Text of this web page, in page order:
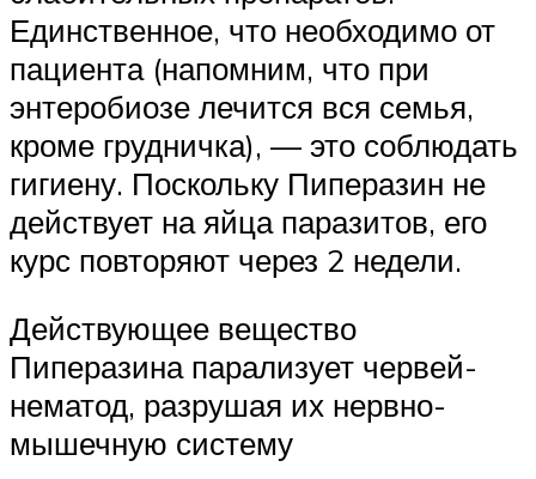
Единственное, что необходимо от
пациента (напомним, что при
энтеробиозе лечится вся семья,
кроме грудничка), — это соблюдать
гигиену. Поскольку Пиперазин не
действует на яйца паразитов, его
курс повторяют через 2 недели.
Действующее вещество
Пиперазина парализует червей-
нематод, разрушая их нервно-
мышечную систему